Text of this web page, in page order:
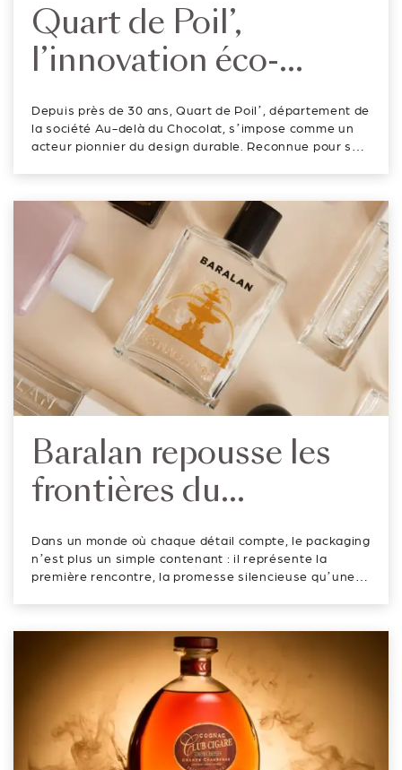
Quart de Poil’,
l’innovation éco-
design au service du
mobilier, du coffret et
de l’objet
Depuis près de 30 ans, Quart de Poil’, département de
la société Au-delà du Chocolat, s’impose comme un
acteur pionnier du design durable. Reconnue pour ses
communication et cadeaux d’a...
Baralan repousse les
frontières du
packaging cosmétique
: adopter une vision
d’avenir grâce à la
décoration 3D
Dans un monde où chaque détail compte, le packaging
n’est plus un simple contenant : il représente la
première rencontre, la promesse silencieuse qu’une
packaging primaire pour l’indus...